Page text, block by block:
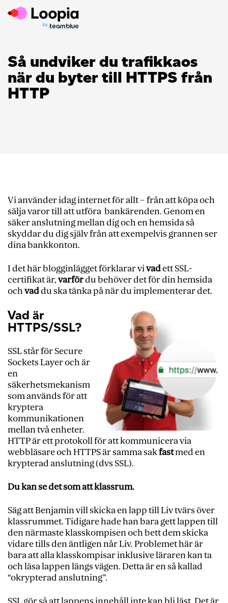
Så undviker du trafikkaos
när du byter till HTTPS från
HTTP
Vi använder idag internet för allt – från att köpa och
sälja varor till att utföra bankärenden. Genom en
säker anslutning mellan dig och en hemsida så
skyddar du dig själv från att exempelvis grannen ser
dina bankkonton.
I det här blogginlägget förklarar vivadett SSL-
certifikat är,varfördu behöver det för din hemsida
ochvaddu ska tänka på när du implementerar det.
Vad är
HTTPS/SSL?
SSL står för Secure
Sockets Layer och är
en
säkerhetsmekanism
som används för att
kryptera
kommunikationen
mellan två enheter.
HTTP är ett protokoll för att kommunicera via
webbläsare och HTTPS är samma sakfastmed en
krypterad anslutning (dvs SSL).
Du kan se det som att klassrum.
Säg att Benjamin vill skicka en lapp till Liv tvärs över
klassrummet. Tidigare hade han bara gett lappen till
den närmaste klasskompisen och bett dem skicka
vidare tills den äntligen når Liv. Problemet här är
bara att alla klasskompisar inklusive läraren kan ta
och läsa lappen längs vägen. Detta är en så kallad
“okrypterad anslutning”.